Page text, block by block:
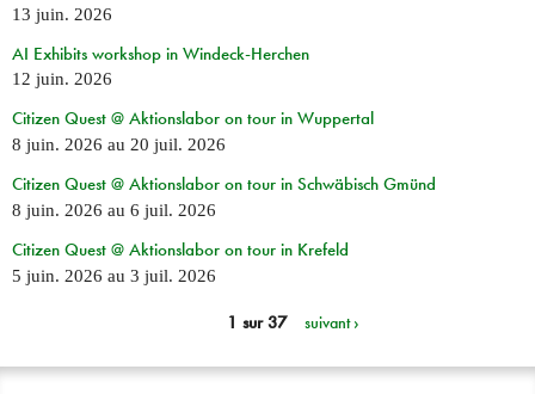
13 juin. 2026
AI Exhibits workshop in Windeck-Herchen
12 juin. 2026
Citizen Quest @ Aktionslabor on tour in Wuppertal
8 juin. 2026 au 20 juil. 2026
Citizen Quest @ Aktionslabor on tour in Schwäbisch Gmünd
8 juin. 2026 au 6 juil. 2026
Citizen Quest @ Aktionslabor on tour in Krefeld
5 juin. 2026 au 3 juil. 2026
1 sur 37 suivant ›